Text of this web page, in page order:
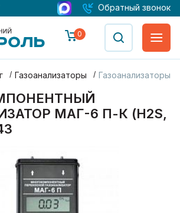
Обратный звонок
0
Газоанализаторы Газоанализаторы
МАГ-6 П-К (H2S,